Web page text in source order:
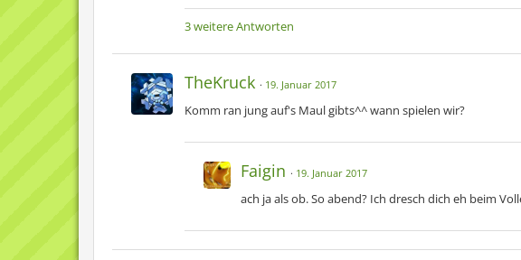
3 weitere Antworten
TheKruck 19. Januar 2017
Komm ran jung auf's Maul gibts^^ wann spielen wir?
Faigin 19. Januar 2017
ach ja als ob. So abend? Ich dresch dich eh beim